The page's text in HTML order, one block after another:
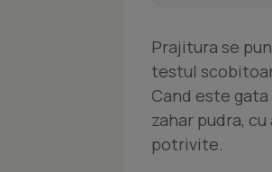
Prajitura se
testul
Cand este
zahar pudra,
potrivite.